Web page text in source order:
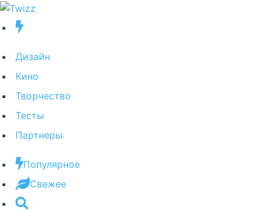
Дизайн
Кино
Творчество
Тесты
Партнеры
Популярное
Свежее